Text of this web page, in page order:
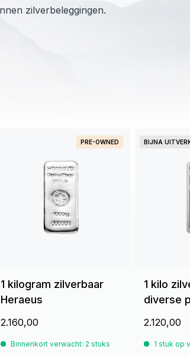
zilverbeleggingen.
PRE-OWNED
1 kilogram zilverbaar
Heraeus
2.160,00
Binnenkort verwacht: 2 stuks
BIJNA
1 kilo
diverse
2.120,00
1 stuk op